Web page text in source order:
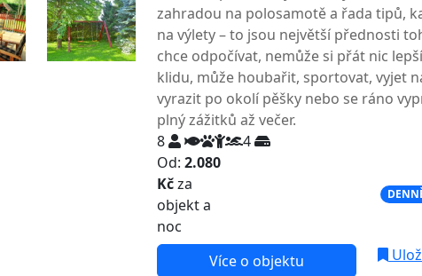
zahradou na polosamotě a řada tipů,
na výlety – to jsou největší přednosti
chce odpočívat, nemůže si přát nic
klidu, může houbařit, sportovat, vyjet
vyrazit po okolí pěšky nebo se ráno
plný zážitků až večer.
8
4
Od:2.080
Kčza
objekt a
noc
Více o objektu